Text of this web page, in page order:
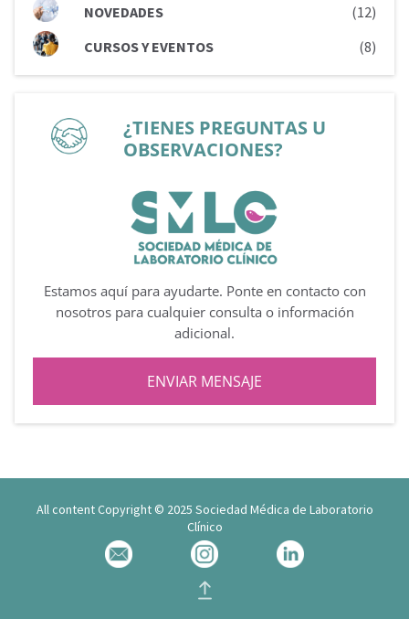
NOVEDADES
(12)
CURSOS Y EVENTOS
(8)
¿TIENES PREGUNTAS U
OBSERVACIONES?
Estamos aquí para ayudarte. Ponte en contacto con
nosotros para cualquier consulta o información
adicional.
ENVIAR MENSAJE
All content Copyright © 2025 Sociedad Médica de Laboratorio
Clínico